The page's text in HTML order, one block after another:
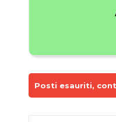
Posti esauriti,